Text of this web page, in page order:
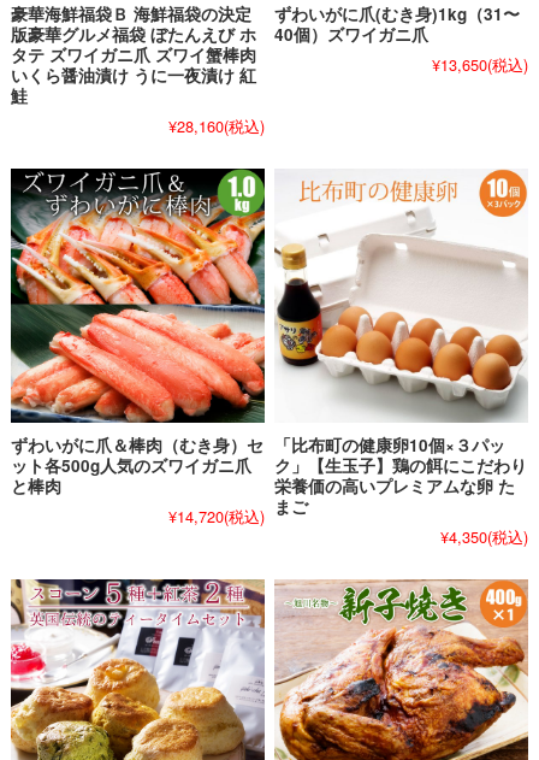
豪華海鮮福袋Ｂ 海鮮福袋の決定
版豪華グルメ福袋 ぼたんえび ホ
タテ ズワイガニ爪 ズワイ蟹棒肉
いくら醤油漬け うに一夜漬け 紅
鮭
¥28,160(税込)
ずわいがに爪(むき身)1kg（31〜
40個）ズワイガニ爪
¥13,650(税込)
ずわいがに爪＆棒肉（むき身）セ
ット各500g人気のズワイガニ爪
と棒肉
¥14,720(税込)
「比布町の健康卵10個×３パッ
ク」【生玉子】鶏の餌にこだわり
栄養価の高いプレミアムな卵 た
まご
¥4,350(税込)